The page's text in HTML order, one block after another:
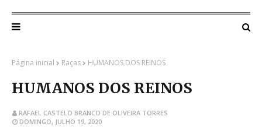
Página inicial Raças HUMANOS DOS REINOS
HUMANOS DOS REINOS
RAFAEL CASTELO BRANCO DE OLIVEIRA TORRES
DOMINGO, JULHO 19, 2020